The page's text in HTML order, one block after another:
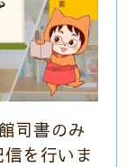
司書のみ
を行いま